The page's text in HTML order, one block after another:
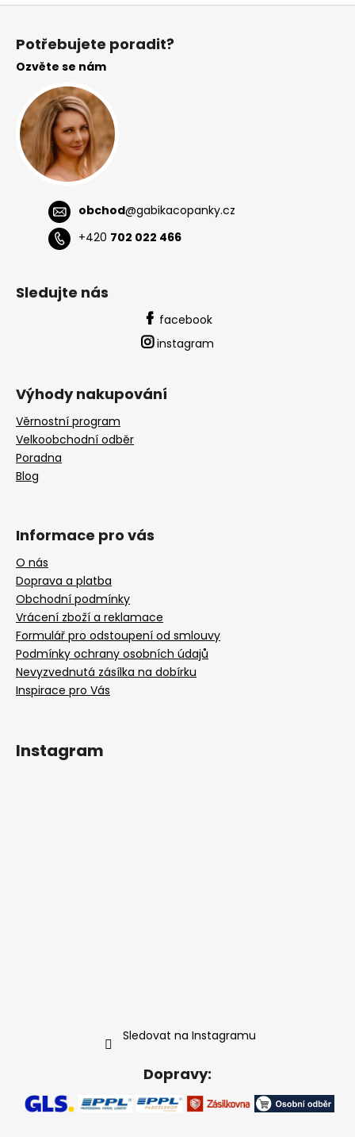
Potřebujete poradit?
Ozvěte se nám
obchod@gabikacopanky.cz
+420 702 022 466
Sledujte nás
facebook
instagram
Výhody nakupování
Věrnostní program
Velkoobchodní odběr
Poradna
Blog
Informace pro vás
O nás
Doprava a platba
Obchodní podmínky
Vrácení zboží a reklamace
Formulář pro odstoupení od smlouvy
Podmínky ochrany osobních údajů
Nevyzvednutá zásílka na dobírku
Inspirace pro Vás
Instagram
Sledovat na Instagramu
Dopravy: